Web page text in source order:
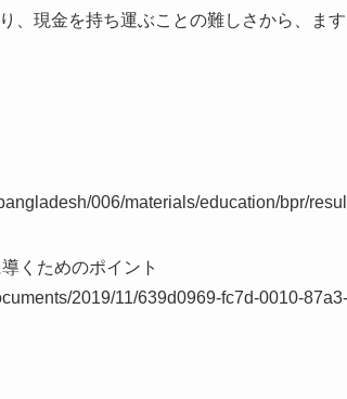
、現金を持ち運ぶことの難しさから、ま
006/materials/education/bpr/
くためのポイント
2019/11/639d0969-fc7d-0010-